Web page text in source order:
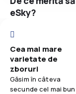
eSky?
Cea mai mare
varietate de
zboruri
Găsim în câteva
secunde cel mai bun